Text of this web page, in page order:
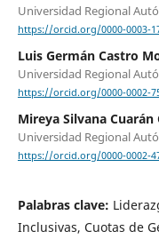
Universidad Regional
https://orcid.org/0000-0003-
Luis Germán Castro
Universidad Regional
https://orcid.org/0000-0002-
Mireya Silvana Cuarán
Universidad Regional
https://orcid.org/0000-0002-
Palabras clave:
Inclusivas, Cuotas de